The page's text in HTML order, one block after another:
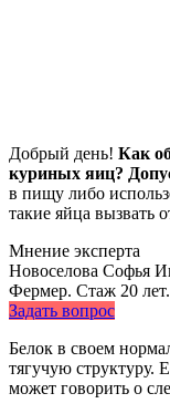
Добрый день! Как
куриных яиц?
в пищу либо
такие яйца вызвать
Мнение эксперта
Новоселова Софья
Фермер. Стаж 20 лет.
Задать вопрос
Белок в своем
тягучую структуру.
может говорить о